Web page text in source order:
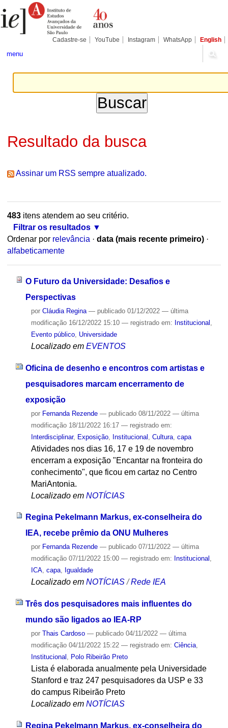
para
conteúdo.
Pessoais
Cadastre-se YouTube Instagram WhatsApp English
menu
Resultado da busca
Assinar um RSS sempre atualizado.
483itens atendem ao seu critério.
Filtrar os resultados
Ordenar por relevância · data (mais recente primeiro) ·
alfabeticamente
O Futuro da Universidade: Desafios e
Perspectivas
por Cláudia Regina — publicado01/12/2022 — última
modificação16/12/2022 15:10 — registrado em: Institucional
Evento público, Universidade
Localizado em EVENTOS
Oficina de desenho e encontros com artistas e
pesquisadores marcam encerramento de
exposição
por Fernanda Rezende — publicado08/11/2022 — última
modificação18/11/2022 16:17 — registrado em:
Interdisciplinar, Exposição, Institucional Cultura, capa
Atividades nos dias 16, 17 e 19 de novembro
encerram a exposição "Encantar na fronteira do
conhecimento", que ficou em cartaz no Centro
MariAntonia.
Localizado em NOTÍCIAS
Regina Pekelmann Markus, ex-conselheira do
IEA, recebe prêmio da ONU Mulheres
por Fernanda Rezende — publicado07/11/2022 — última
modificação07/11/2022 15:00 — registrado em: Institucional ,
ICA, capa, Igualdade
Localizado em NOTÍCIAS /Rede IEA
Três dos pesquisadores mais influentes do
mundo são ligados ao IEA-RP
por Thais Cardoso — publicado04/11/2022 — última
modificação04/11/2022 15:22 — registrado em: Ciência,
Institucional , Polo Ribeirão Preto
Lista é elaborada anualmente pela Universidade
Stanford e traz 247 pesquisadores da USP e 33
do campus Ribeirão Preto
Localizado em NOTÍCIAS
Regina Pekelmann Markus, ex-conselheira do